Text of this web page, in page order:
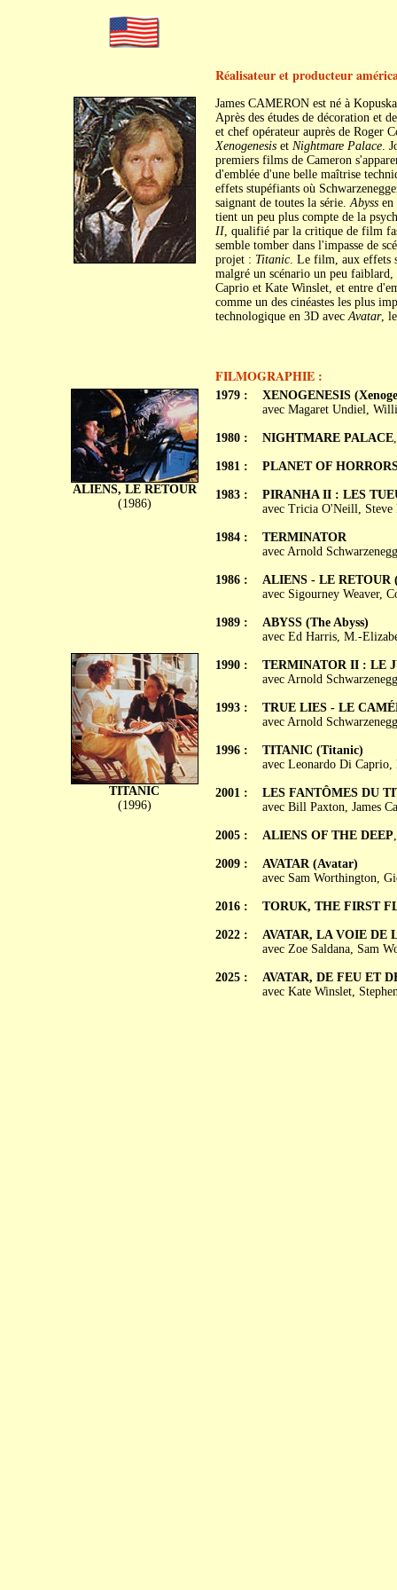
Réalisateur et producteur
James CAMERON est né à
Après des études de décoration et
et chef opérateur auprès de Roger
Xenogenesiset Nightmare Palace.
premiers films de Cameron
d'emblée d'une belle maîtrise
effets stupéfiants où
saignant de toutes la série.Abyss en
tient un peu plus compte de la
II, qualifié par la critique de film
semble tomber dans l'impasse de
projet : Titanic. Le film, aux effets
malgré un scénario un peu
Caprio et Kate Winslet, et entre
comme un des cinéastes les plus
technologique en 3D avecAvatar,
FILMOGRAPHIE :
ALIENS, LE RETOUR
(1986)
TITANIC
(1996)
1979 :
1980 :
1981 :
1983 :
1984 :
1986 :
1989 :
1990 :
1993 :
1996 :
2001 :
2005 :
2009 :
2016 :
2022 :
2025 :
XENOGENESIS
avec Magaret Undiel,
NIGHTMARE PALACE
PLANET OF
PIRANHA II : LES
avec Tricia O'Neill, Steve
TERMINATOR
avec Arnold
ALIENS - LE RETOUR
avec Sigourney Weaver,
ABYSS (The Abyss)
avec Ed Harris, M.-
TERMINATOR II : LE
avec Arnold
TRUE LIES - LE
avec Arnold
TITANIC (Titanic)
avec Leonardo Di
LES FANTÔMES DU
avec Bill Paxton, James
ALIENS OF THE DEEP
AVATAR (Avatar)
avec Sam Worthington,
TORUK, THE FIRST
AVATAR, LA VOIE DE
avec Zoe Saldana, Sam
AVATAR, DE FEU ET
avec Kate Winslet,